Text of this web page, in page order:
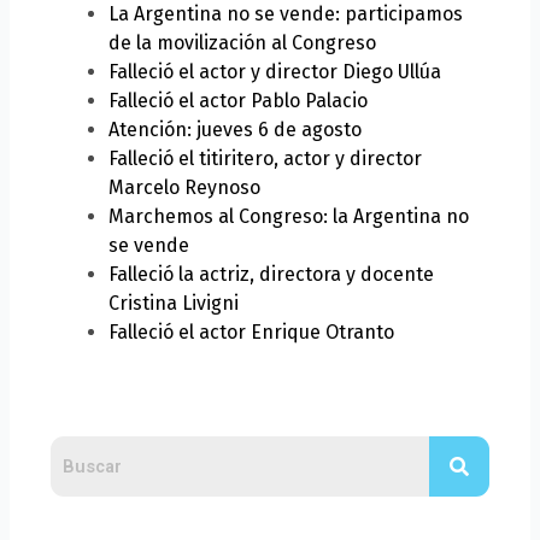
La Argentina no se vende: participamos
de la movilización al Congreso
Falleció el actor y director Diego Ullúa
Falleció el actor Pablo Palacio
Atención: jueves 6 de agosto
Falleció el titiritero, actor y director
Marcelo Reynoso
Marchemos al Congreso: la Argentina no
se vende
Falleció la actriz, directora y docente
Cristina Livigni
Falleció el actor Enrique Otranto